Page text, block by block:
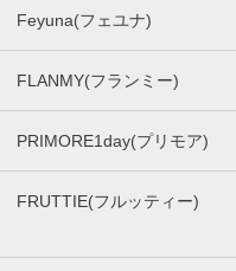
Feyuna(フェユナ)
FLANMY(フランミー)
PRIMORE1day(プリモア)
FRUTTIE(フルッティー)